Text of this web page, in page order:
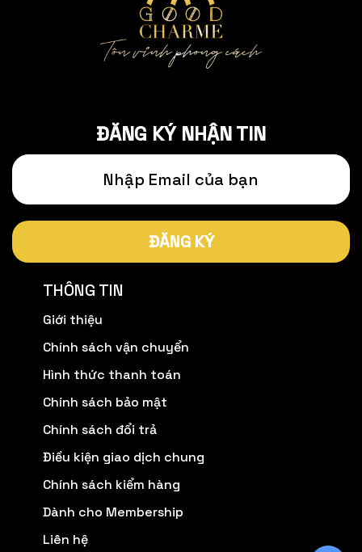
ĐĂNG KÝ NHẬN TIN
ĐĂNG KÝ
THÔNG TIN
Giới thiệu
Chính sách vận chuyển
Hình thức thanh toán
Chính sách bảo mật
Chính sách đổi trả
Điều kiện giao dịch chung
Chính sách kiểm hàng
Dành cho Membership
Liên hệ